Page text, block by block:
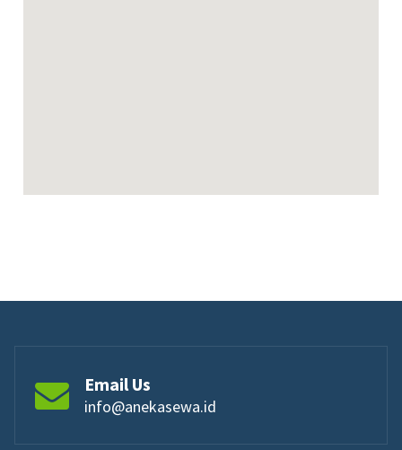
Email Us
info@anekasewa.id